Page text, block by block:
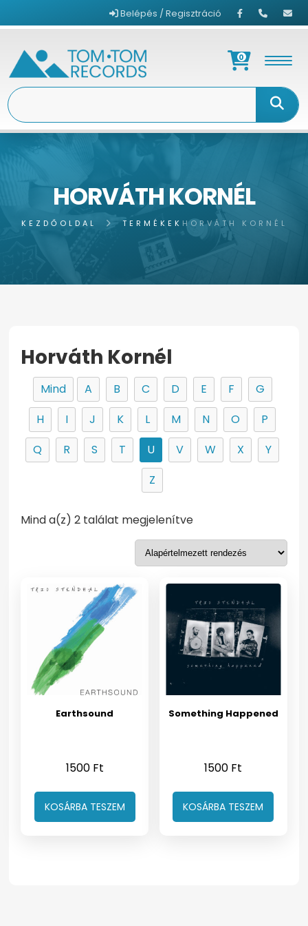
Belépés / Regisztráció
0
HORVÁTH KORNÉL
KEZDŐOLDAL TERMÉKEK HORVÁTH KORNÉL
Horváth Kornél
Mind A B C D E F
G
H
I J K L M N O
P
Q
R S T U V W X
Y
Z
Mind a(z) 2 találat megjelenítve
Earthsound
1500 Ft
KOSÁRBA TESZEM
Something Happened
1500 Ft
KOSÁRBA TESZEM